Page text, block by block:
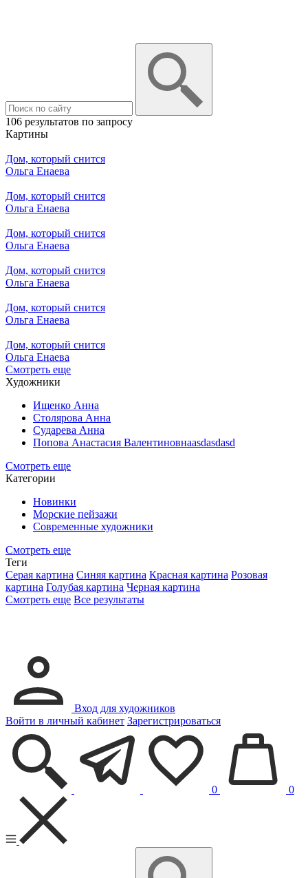
106 результатов по запросу
Картины
Дом, который снится
Ольга Енаева
Дом, который снится
Ольга Енаева
Дом, который снится
Ольга Енаева
Дом, который снится
Ольга Енаева
Дом, который снится
Ольга Енаева
Дом, который снится
Ольга Енаева
Смотреть еще
Художники
Ищенко Анна
Столярова Анна
Сударева Анна
Попова Анастасия Валентиновнаasdasdasd
Смотреть еще
Категории
Новинки
Морские пейзажи
Современные художники
Смотреть еще
Теги
Серая картина Синяя картина Красная картина Розовая
картина Голубая картина Черная картина
Смотреть еще Все результаты
Вход для художников
Войти в личный кабинет Зарегистрироваться
0 0